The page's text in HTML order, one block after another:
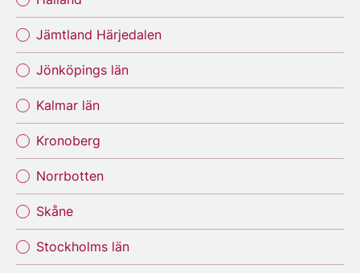
Jämtland Härjedalen
Jönköpings län
Kalmar län
Kronoberg
Norrbotten
Skåne
Stockholms län